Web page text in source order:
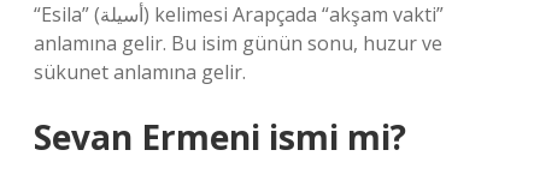
“Esila” (أسيلة) kelimesi Arapçada “akşam vakti”
anlamına gelir. Bu isim günün sonu, huzur ve
sükunet anlamına gelir.
Sevan Ermeni ismi mi?